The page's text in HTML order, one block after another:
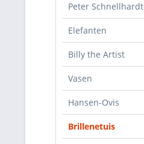
Peter Schnellhardt
Elefanten
Billy the Artist
Vasen
Hansen-Ovis
Brillenetuis